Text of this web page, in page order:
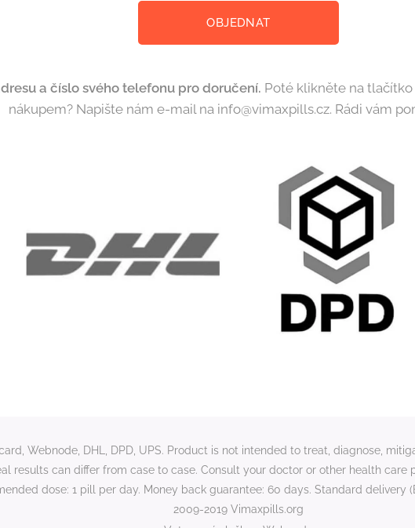
OBJEDNAT
a číslo svého telefonu pro doručení. Poté klikněte na tlačítko
nákupem? Napište nám e-mail na info@vimaxpills.cz. Rádi vám
Webnode, DHL, DPD, UPS. Product is not intended to treat, diagnose,
results can differ from case to case. Consult your doctor or other health
dose: 1 pill per day. Money back guarantee: 60 days. Standard delivery
2009-2019 Vimaxpills.org